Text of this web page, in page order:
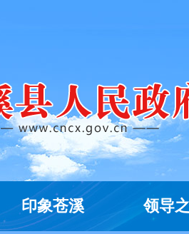
印象苍溪 领导